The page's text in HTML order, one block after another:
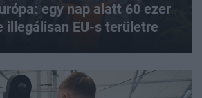
egy nap alatt 60 ezer
illegálisan EU-s területre